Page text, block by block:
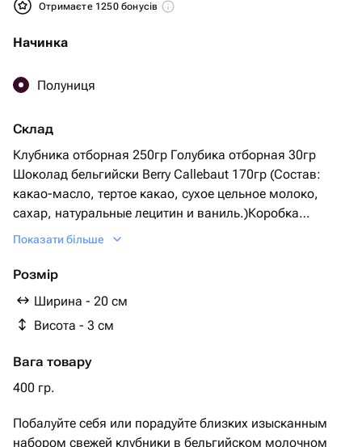
Отримаєте 1250 бонусів
Начинка
Полуниця
Склад
Клубника отборная 250гр Голубика отборная 30гр
Шоколад бельгийски Berry Callebaut 170гр (Состав:
какао-масло, тертое какао, сухое цельное молоко,
сахар, натуральные лецитин и ваниль.)Коробка
20*20см 1шт Пакет подарочный 1шт Лента 1шт
Показати більше
Розмір
Ширина - 20 см
Висота - 3 см
Вага товару
400 гр.
Побалуйтe себя или порадуйте близких изысканным
набором свежей клубники в бельгийском молочном